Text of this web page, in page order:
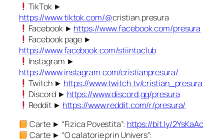
TikTok ►
https://www.tiktok.com/@cristian.presura
Facebook ► https://www.facebook.com/presura
Facebook page ►
https://www.facebook.com/stiintaclub
Instagram ►
https://www.instagram.com/cristianpresura/
Twitch ► https://www.twitch.tv/cristian_presura
Discord ► https://www.discord.gg/presura
Reddit ► https://www.reddit.com/r/presura/
Carte ► “Fizica Povestita”: https://bit.ly/2YsKaAc
Carte ► “O calatorie prin Univers”: